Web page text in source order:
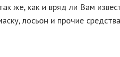
же, как и вряд ли Вам
лосьон и прочие